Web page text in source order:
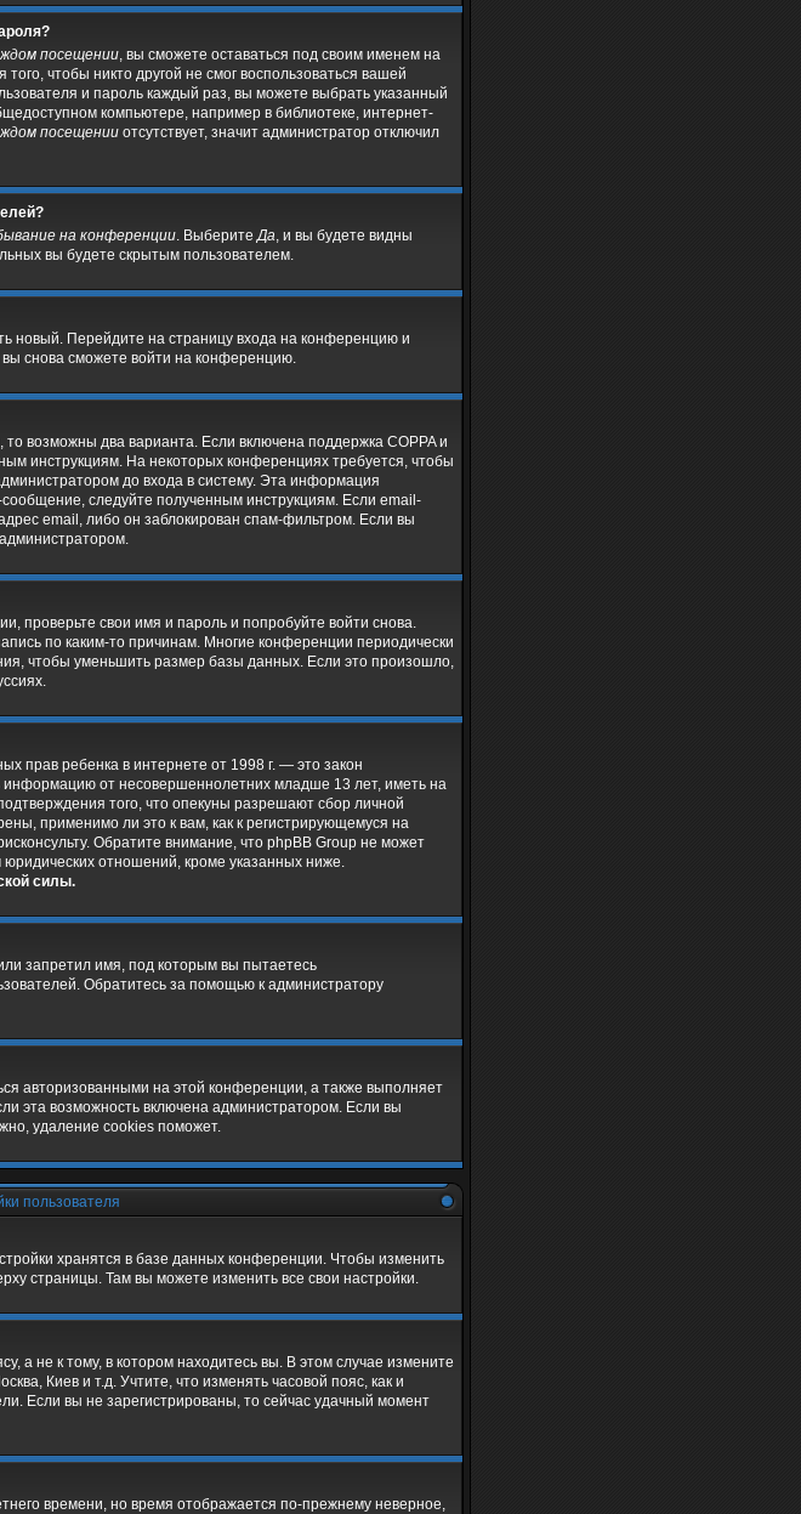
посещении, вы сможете оставаться под своим именем на
чтобы никто другой не смог воспользоваться вашей
и пароль каждый раз, вы можете выбрать указанный
компьютере, например в библиотеке, интернет-
посещении отсутствует, значит администратор отключил
на конференции. ВыберитеДа, и вы будете видны
вы будете скрытым пользователем.
новый. Перейдите на страницу входа на конференцию и
вы снова сможете войти на конференцию.
возможны два варианта. Если включена поддержка COPPA и
инструкциям. На некоторых конференциях требуется, чтобы
до входа в систему. Эта информация
следуйте полученным инструкциям. Если email-
email, либо он заблокирован спам-фильтром. Если вы
проверьте свои имя и пароль и попробуйте войти снова.
по каким-то причинам. Многие конференции периодически
чтобы уменьшить размер базы данных. Если это произошло,
прав ребенка в интернете от 1998 г. — это закон
от несовершеннолетних младше 13 лет, иметь на
того, что опекуны разрешают сбор личной
применимо ли это к вам, как к регистрирующемуся на
Обратите внимание, что phpBB Group не может
отношений, кроме указанных ниже.
силы.
запретил имя, под которым вы пытаетесь
Обратитесь за помощью к администратору
авторизованными на этой конференции, а также выполняет
эта возможность включена администратором. Если вы
удаление cookies поможет.
пользователя
хранятся в базе данных конференции. Чтобы изменить
страницы. Там вы можете изменить все свои настройки.
а не к тому, в котором находитесь вы. В этом случае измените
Киев и т.д. Учтите, что изменять часовой пояс, как и
Если вы не зарегистрированы, то сейчас удачный момент
времени, но время отображается по-прежнему неверное,